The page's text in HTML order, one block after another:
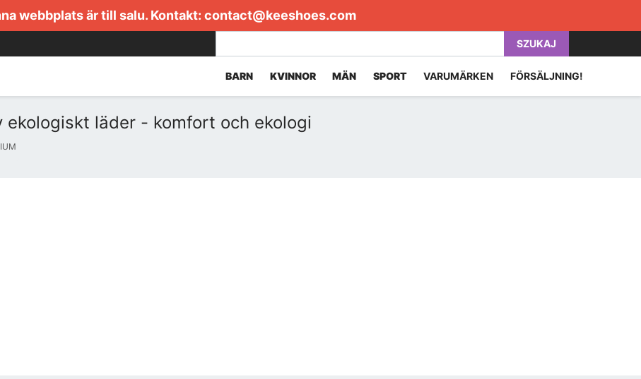
webbplats är till salu. Kontakt: contact@keeshoes.com
SZUKAJ
BARN KVINNOR MÄN SPORT VARUMÄRKEN FÖRSÄLJNING!
ekologiskt läder - komfort och ekologi